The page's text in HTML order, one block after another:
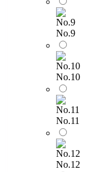
No.9
No.10
No.11
No.12